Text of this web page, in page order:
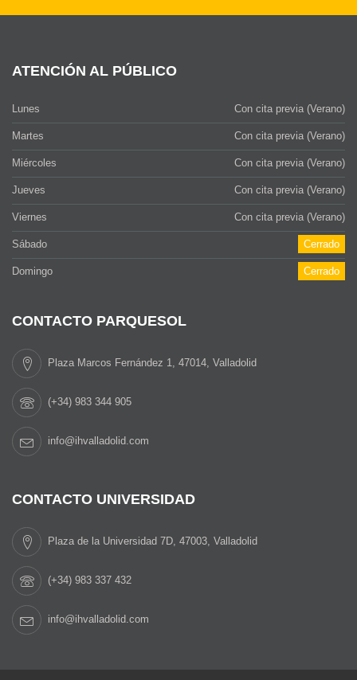
ATENCIÓN AL PÚBLICO
Lunes Con cita previa (Verano)
Martes Con cita previa (Verano)
Miércoles Con cita previa (Verano)
Jueves Con cita previa (Verano)
Viernes Con cita previa (Verano)
Sábado Cerrado
Domingo Cerrado
CONTACTO PARQUESOL
Plaza Marcos Fernández 1, 47014, Valladolid
(+34) 983 344 905
info@ihvalladolid.com
CONTACTO UNIVERSIDAD
Plaza de la Universidad 7D, 47003, Valladolid
(+34) 983 337 432
info@ihvalladolid.com